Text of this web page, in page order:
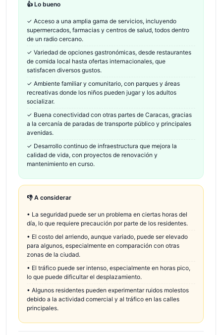
👍 Lo bueno
✓ Acceso a una amplia gama de servicios, incluyendo
supermercados, farmacias y centros de salud, todos dentro
de un radio cercano.
✓ Variedad de opciones gastronómicas, desde restaurantes
de comida local hasta ofertas internacionales, que
satisfacen diversos gustos.
✓ Ambiente familiar y comunitario, con parques y áreas
recreativas donde los niños pueden jugar y los adultos
socializar.
✓ Buena conectividad con otras partes de Caracas, gracias
a la cercanía de paradas de transporte público y principales
avenidas.
✓ Desarrollo continuo de infraestructura que mejora la
calidad de vida, con proyectos de renovación y
mantenimiento en curso.
👎 A considerar
• La seguridad puede ser un problema en ciertas horas del
día, lo que requiere precaución por parte de los residentes.
• El costo del arriendo, aunque variado, puede ser elevado
para algunos, especialmente en comparación con otras
zonas de la ciudad.
• El tráfico puede ser intenso, especialmente en horas pico,
lo que puede dificultar el desplazamiento.
• Algunos residentes pueden experimentar ruidos molestos
debido a la actividad comercial y al tráfico en las calles
principales.